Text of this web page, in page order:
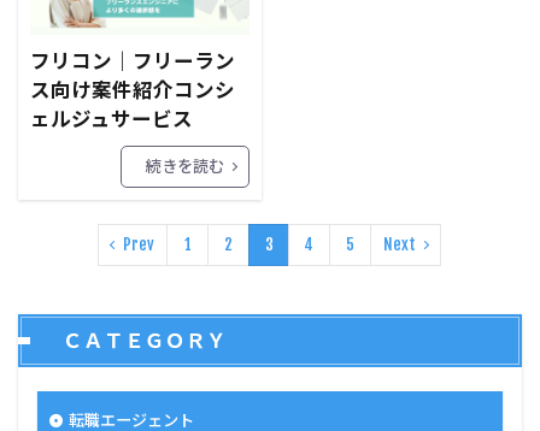
フリコン｜フリーラン
ス向け案件紹介コンシ
ェルジュサービス
続きを読む
Prev 1 2 3 4 5 Next
ＣＡＴＥＧＯＲＹ
転職エージェント